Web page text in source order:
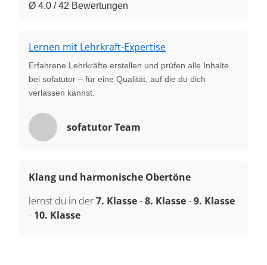
Ø 4.0 / 42 Bewertungen
Lernen mit Lehrkraft-Expertise
Erfahrene Lehrkräfte erstellen und prüfen alle Inhalte
bei sofatutor – für eine Qualität, auf die du dich
verlassen kannst.
sofatutor Team
Klang und harmonische Obertöne
lernst du in der7. Klasse-8. Klasse-9. Klasse
- 10. Klasse